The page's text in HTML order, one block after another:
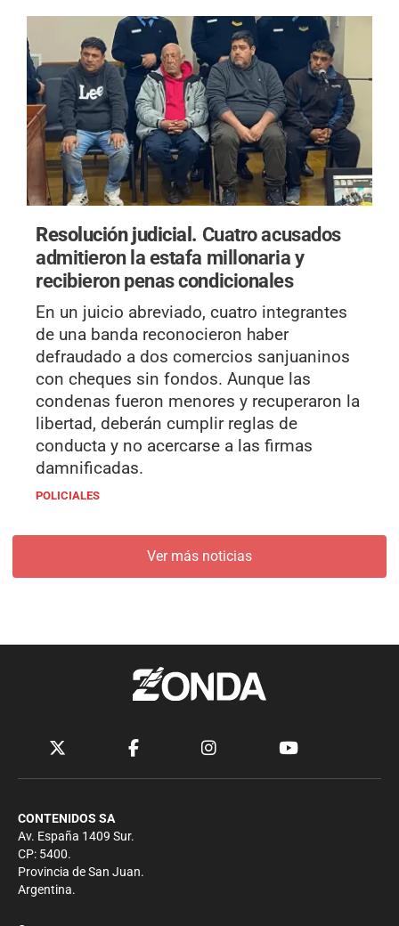
Resolución judicial. Cuatro acusados
admitieron la estafa millonaria y
recibieron penas condicionales
En un juicio abreviado, cuatro integrantes
de una banda reconocieron haber
defraudado a dos comercios sanjuaninos
con cheques sin fondos. Aunque las
condenas fueron menores y recuperaron la
libertad, deberán cumplir reglas de
conducta y no acercarse a las firmas
damnificadas.
POLICIALES
Ver más noticias
CONTENIDOS SA
Av. España 1409 Sur.
CP: 5400.
Provincia de San Juan.
Argentina.